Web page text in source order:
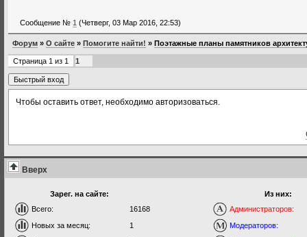
Сообщение № 1 (Четверг, 03 Мар 2016, 22:53)
Форум » О сайте » Помогите найти! » Поэтажные планы памятников
Страница 1 из 1 1
Чтобы оставить ответ, необходимо авторизоваться.
Вверх
Зарег. на сайте:
Всего:
16168
Новых за месяц:
1
Из них:
Администраторов:
Модераторов: